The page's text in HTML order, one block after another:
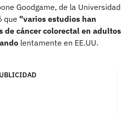
Goodgame, de la Universidad
que "varios estudios han
de cáncer colorectal en adultos
lentamente en EE.UU.